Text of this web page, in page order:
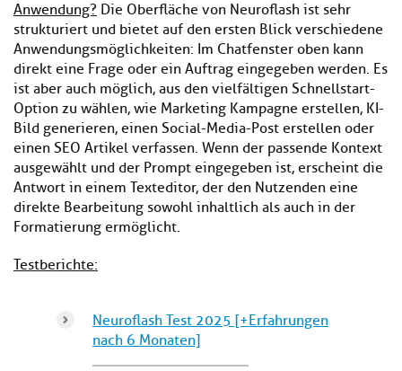
Anwendung? Die Oberfläche von Neuroflash ist sehr
strukturiert und bietet auf den ersten Blick verschiedene
Anwendungsmöglichkeiten: Im Chatfenster oben kann
direkt eine Frage oder ein Auftrag eingegeben werden. Es
ist aber auch möglich, aus den vielfältigen Schnellstart-
Option zu wählen, wie Marketing Kampagne erstellen, KI-
Bild generieren, einen Social-Media-Post erstellen oder
einen SEO Artikel verfassen. Wenn der passende Kontext
ausgewählt und der Prompt eingegeben ist, erscheint die
Antwort in einem Texteditor, der den Nutzenden eine
direkte Bearbeitung sowohl inhaltlich als auch in der
Formatierung ermöglicht.
Testberichte:
Neuroflash Test 2025 [+Erfahrungen
nach 6 Monaten]